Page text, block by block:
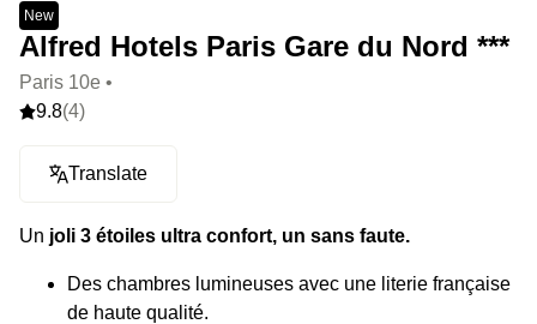
New
Alfred Hotels Paris Gare du Nord ***
Paris 10e •
9.8(4)
Translate
Un joli 3 étoiles ultra confort, un sans faute.
Des chambres lumineuses avec une literie française
de haute qualité.